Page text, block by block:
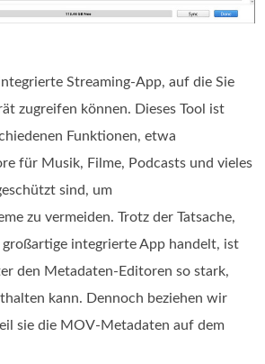
Streaming-App, auf die Sie
zugreifen können. Dieses Tool ist
Funktionen, etwa
für Musik, Filme, Podcasts und vieles
sind, um
zu vermeiden. Trotz der Tatsache,
großartige integrierte App handelt, ist
den Metadaten-Editoren so stark,
kann. Dennoch beziehen wir
sie die MOV-Metadaten auf dem